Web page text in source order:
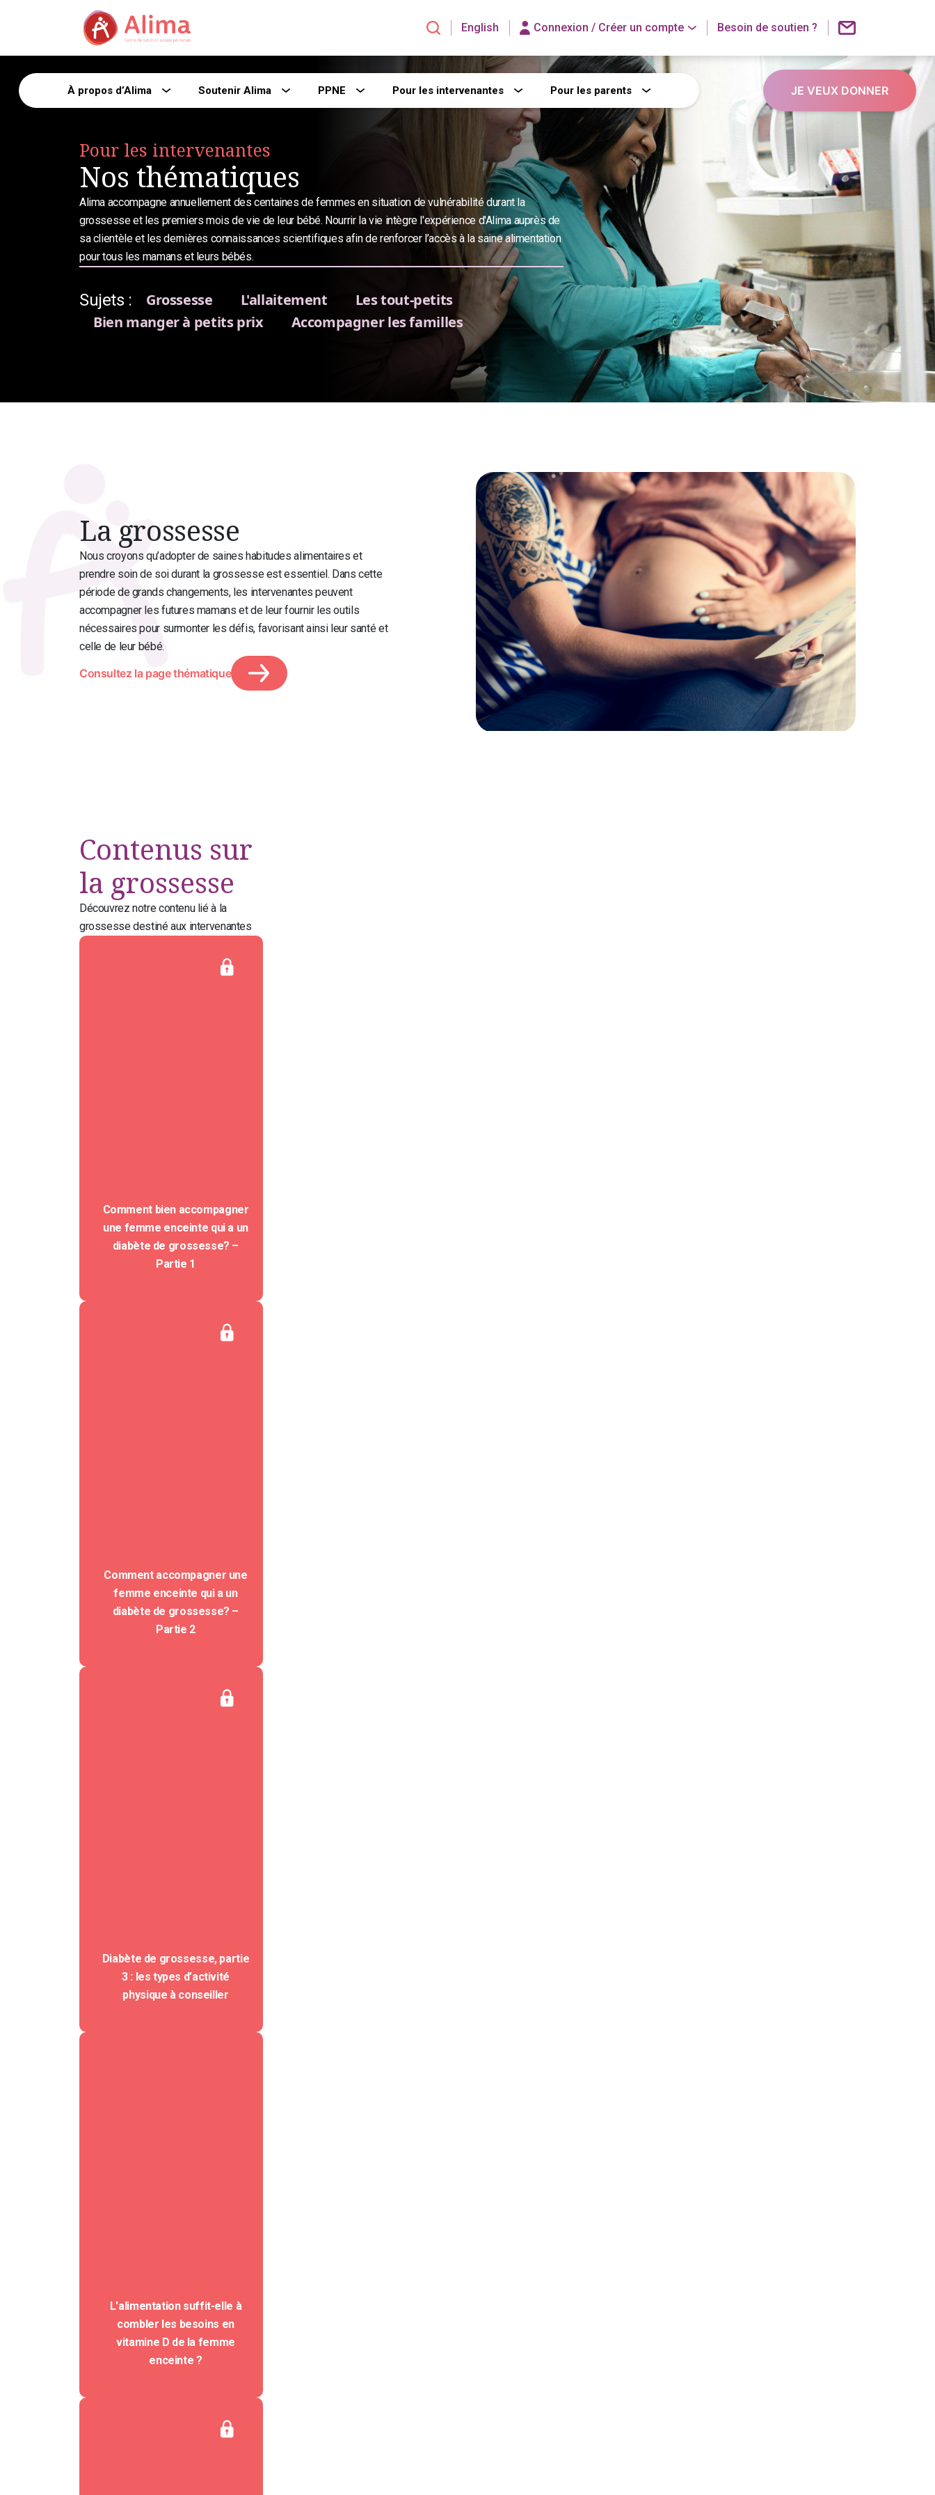
English Connexion / Créer un compte Besoin de soutien ?
À propos d’Alima Soutenir Alima PPNE Pour les intervenantes Pour les parents JE VEUX DONNER
Pour les intervenantes
Nos thématiques
Alima accompagne annuellement des centaines de femmes en situation de vulnérabilité durant la
grossesse et les premiers mois de vie de leur bébé. Nourrir la vie intègre l'expérience d'Alima auprès de
sa clientèle et les dernières connaissances scientifiques afin de renforcer l’accès à la saine alimentation
pour tous les mamans et leurs bébés.
Sujets : Grossesse L'allaitement
Les tout-petits
Bien manger à petits prix
Accompagner les familles
La grossesse
Nous croyons qu’adopter de saines habitudes alimentaires et
prendre soin de soi durant la grossesse est essentiel. Dans cette
période de grands changements, les intervenantes peuvent
accompagner les futures mamans et de leur fournir les outils
nécessaires pour surmonter les défis, favorisant ainsi leur santé et
celle de leur bébé.
Consultez la page thématique
Contenus sur
la grossesse
Découvrez notre contenu lié à la
grossesse destiné aux intervenantes
Comment bien accompagner
une femme enceinte qui a un
diabète de grossesse? –
Partie 1
Comment accompagner une
femme enceinte qui a un
diabète de grossesse? –
Partie 2
Diabète de grossesse, partie
3 : les types d’activité
physique à conseiller
L'alimentation suffit-elle à
combler les besoins en
vitamine D de la femme
enceinte ?